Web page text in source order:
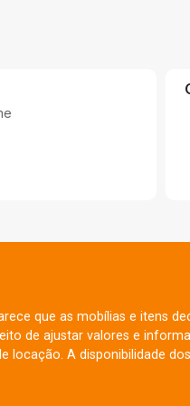
que as mobílias e itens
de ajustar valores e
locação. A disponibilidade